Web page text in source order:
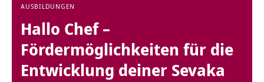
AUSBILDUNGEN
Hallo Chef –
Fördermöglichkeiten für die
Entwicklung deiner Sevaka